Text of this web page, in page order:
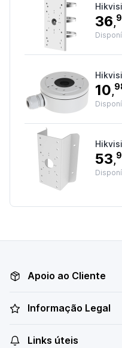
36,
10,
53,
Apoio ao Cliente
Informação Legal
Links úteis